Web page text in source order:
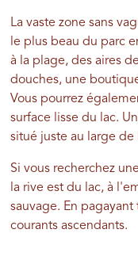
La vaste zone sans
le plus beau du parc
à la plage, des aires
douches, une
Vous pourrez
surface lisse du lac.
situé juste au large de
Si vous recherchez
la rive est du lac, à
sauvage. En
courants ascendants.